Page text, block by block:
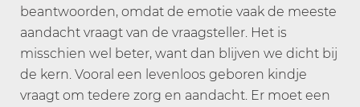
beantwoorden, omdat de emotie vaak de meeste
aandacht vraagt van de vraagsteller. Het is
misschien wel beter, want dan blijven we dicht bij
de kern. Vooral een levenloos geboren kindje
vraagt om tedere zorg en aandacht. Er moet een